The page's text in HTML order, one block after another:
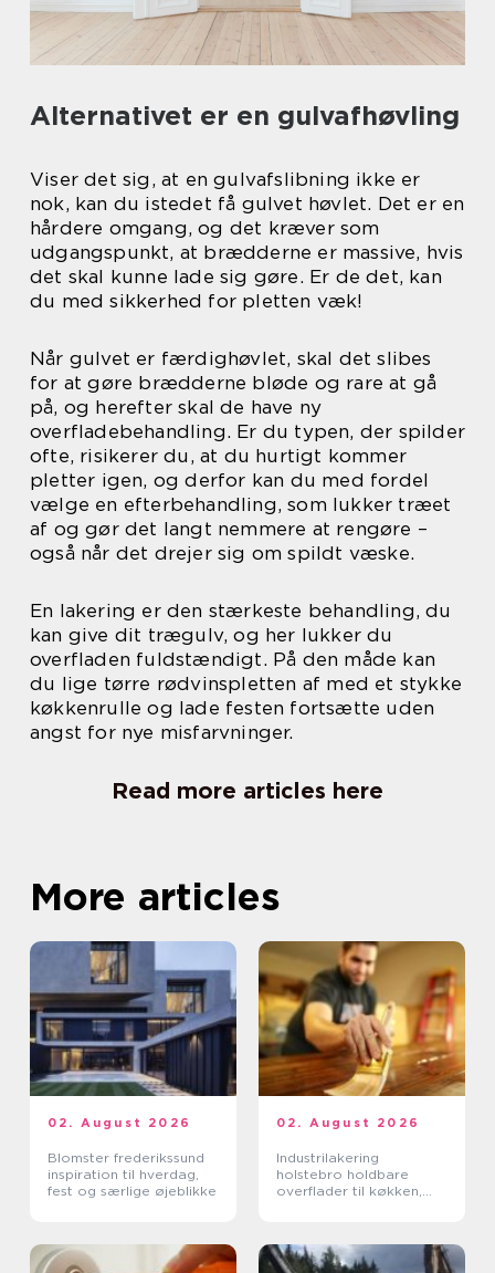
Alternativet er en gulvafhøvling
Viser det sig, at en gulvafslibning ikke er
nok, kan du istedet få gulvet høvlet. Det er en
hårdere omgang, og det kræver som
udgangspunkt, at brædderne er massive, hvis
det skal kunne lade sig gøre. Er de det, kan
du med sikkerhed for pletten væk!
Når gulvet er færdighøvlet, skal det slibes
for at gøre brædderne bløde og rare at gå
på, og herefter skal de have ny
overfladebehandling. Er du typen, der spilder
ofte, risikerer du, at du hurtigt kommer
pletter igen, og derfor kan du med fordel
vælge en efterbehandling, som lukker træet
af og gør det langt nemmere at rengøre –
også når det drejer sig om spildt væske.
En lakering er den stærkeste behandling, du
kan give dit trægulv, og her lukker du
overfladen fuldstændigt. På den måde kan
du lige tørre rødvinspletten af med et stykke
køkkenrulle og lade festen fortsætte uden
angst for nye misfarvninger.
Read more articles here
More articles
02. August 2026
Blomster frederikssund
inspiration til hverdag,
fest og særlige øjeblikke
02. August 2026
Industrilakering
holstebro holdbare
overflader til køkken,